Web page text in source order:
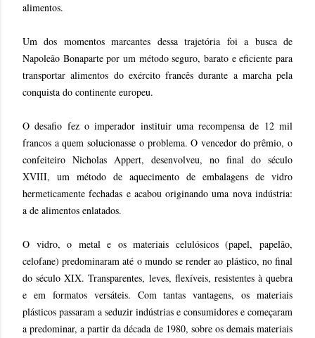
alimentos.
Um dos momentos marcantes dessa trajetória foi a busca de
Napoleão Bonaparte por um método seguro, barato e eficiente para
transportar alimentos do exército francês durante a marcha pela
conquista do continente europeu.
O desafio fez o imperador instituir uma recompensa de 12 mil
francos a quem solucionasse o problema. O vencedor do prêmio, o
confeiteiro Nicholas Appert, desenvolveu, no final do século
XVIII, um método de aquecimento de embalagens de vidro
hermeticamente fechadas e acabou originando uma nova indústria:
a de alimentos enlatados.
O vidro, o metal e os materiais celulósicos (papel, papelão,
celofane) predominaram até o mundo se render ao plástico, no final
do século XIX. Transparentes, leves, flexíveis, resistentes à quebra
e em formatos versáteis. Com tantas vantagens, os materiais
plásticos passaram a seduzir indústrias e consumidores e começaram
a predominar, a partir da década de 1980, sobre os demais materiais